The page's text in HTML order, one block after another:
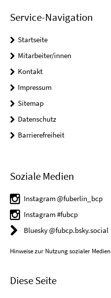
Service-Navigation
Startseite
Mitarbeiter/innen
Kontakt
Impressum
Sitemap
Datenschutz
Barrierefreiheit
Soziale Medien
Instagram @fuberlin_bcp
Instagram #fubcp
Bluesky @fubcp.bsky.social
Hinweise zur Nutzung sozialer Medien
Diese Seite